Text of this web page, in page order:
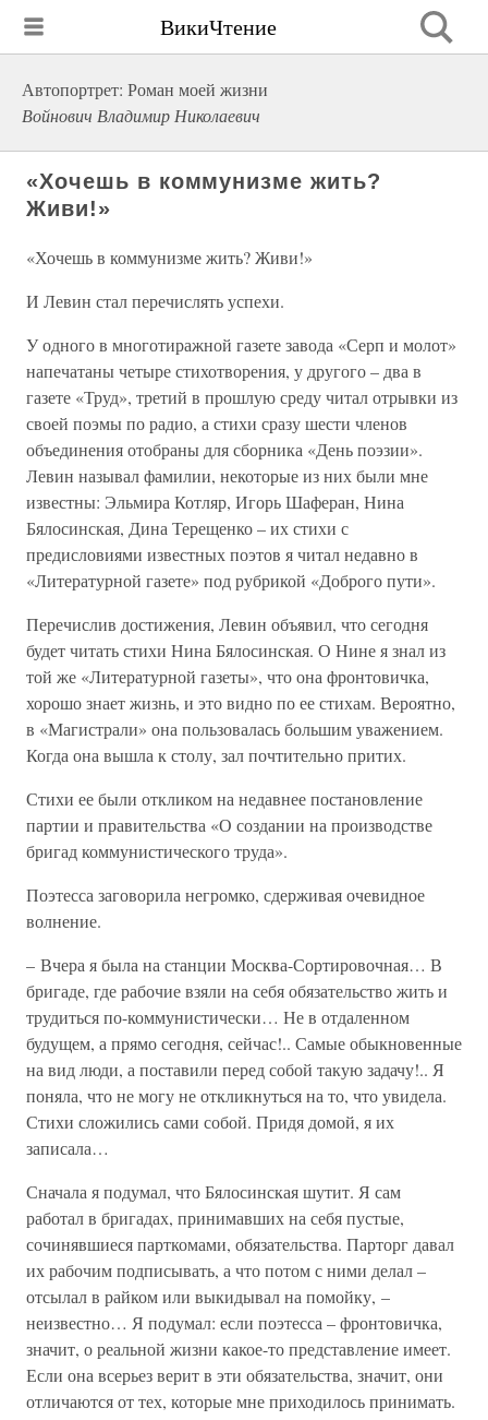
ВикиЧтение
Автопортрет: Роман моей жизни
Войнович Владимир Николаевич
«Хочешь в коммунизме жить?
Живи!»
«Хочешь в коммунизме жить? Живи!»
И Левин стал перечислять успехи.
У одного в многотиражной газете завода «Серп и молот»
напечатаны четыре стихотворения, у другого – два в
газете «Труд», третий в прошлую среду читал отрывки из
своей поэмы по радио, а стихи сразу шести членов
объединения отобраны для сборника «День поэзии».
Левин называл фамилии, некоторые из них были мне
известны: Эльмира Котляр, Игорь Шаферан, Нина
Бялосинская, Дина Терещенко – их стихи с
предисловиями известных поэтов я читал недавно в
«Литературной газете» под рубрикой «Доброго пути».
Перечислив достижения, Левин объявил, что сегодня
будет читать стихи Нина Бялосинская. О Нине я знал из
той же «Литературной газеты», что она фронтовичка,
хорошо знает жизнь, и это видно по ее стихам. Вероятно,
в «Магистрали» она пользовалась большим уважением.
Когда она вышла к столу, зал почтительно притих.
Стихи ее были откликом на недавнее постановление
партии и правительства «О создании на производстве
бригад коммунистического труда».
Поэтесса заговорила негромко, сдерживая очевидное
волнение.
– Вчера я была на станции Москва-Сортировочная… В
бригаде, где рабочие взяли на себя обязательство жить и
трудиться по-коммунистически… Не в отдаленном
будущем, а прямо сегодня, сейчас!.. Самые обыкновенные
на вид люди, а поставили перед собой такую задачу!.. Я
поняла, что не могу не откликнуться на то, что увидела.
Стихи сложились сами собой. Придя домой, я их
записала…
Сначала я подумал, что Бялосинская шутит. Я сам
работал в бригадах, принимавших на себя пустые,
сочинявшиеся парткомами, обязательства. Парторг давал
их рабочим подписывать, а что потом с ними делал –
отсылал в райком или выкидывал на помойку, –
неизвестно… Я подумал: если поэтесса – фронтовичка,
значит, о реальной жизни какое-то представление имеет.
Если она всерьез верит в эти обязательства, значит, они
отличаются от тех, которые мне приходилось принимать.